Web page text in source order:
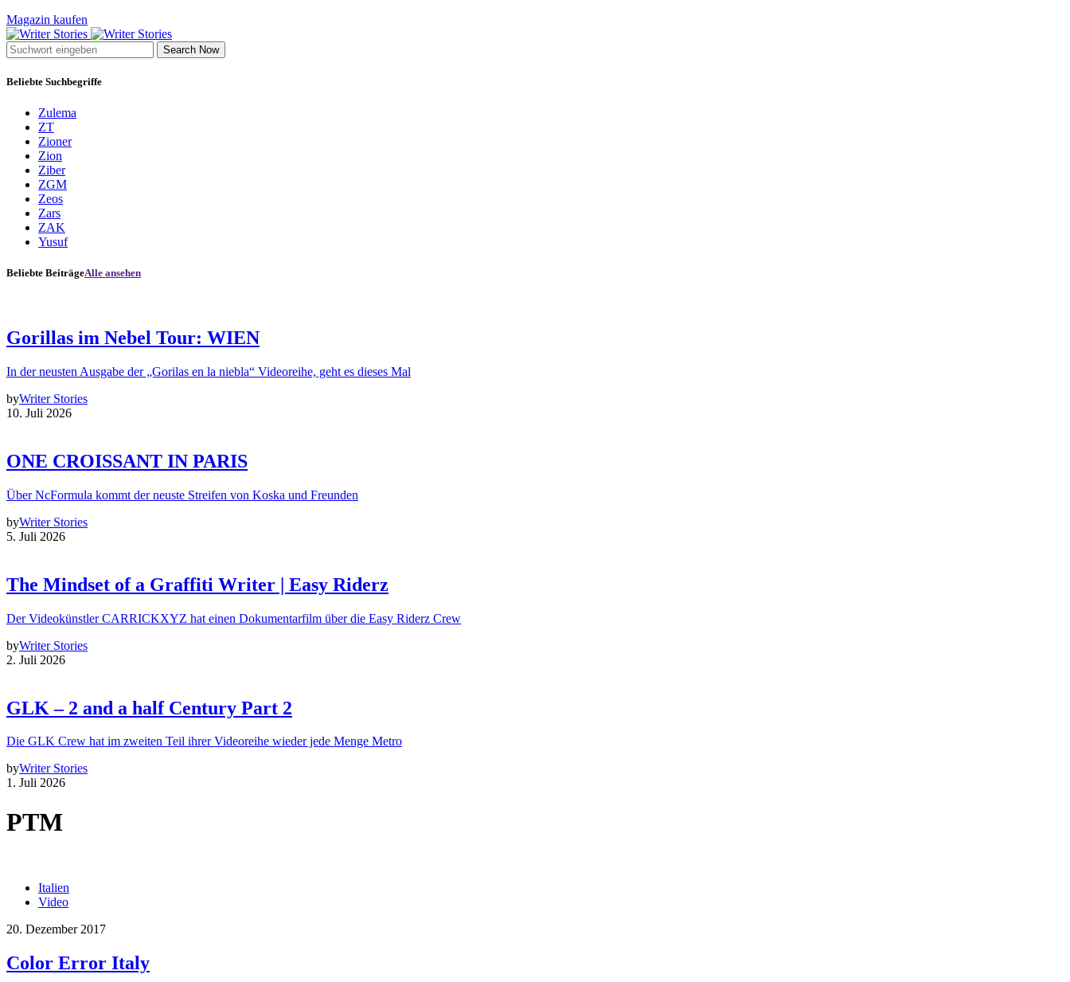
Magazin kaufen
Search Now
Beliebte Suchbegriffe
Zulema
ZT
Zioner
Zion
Ziber
ZGM
Zeos
Zars
ZAK
Yusuf
Beliebte BeiträgeAlle ansehen
Gorillas im Nebel Tour: WIEN
In der neusten Ausgabe der „Gorilas en la niebla“ Videoreihe, geht es dieses Mal
byWriter Stories
10. Juli 2026
ONE CROISSANT IN PARIS
Über NcFormula kommt der neuste Streifen von Koska und Freunden
byWriter Stories
5. Juli 2026
The Mindset of a Graffiti Writer | Easy Riderz
Der Videokünstler CARRICKXYZ hat einen Dokumentarfilm über die Easy Riderz Crew
byWriter Stories
2. Juli 2026
GLK – 2 and a half Century Part 2
Die GLK Crew hat im zweiten Teil ihrer Videoreihe wieder jede Menge Metro
byWriter Stories
1. Juli 2026
PTM
Italien
Video
20. Dezember 2017
Color Error Italy